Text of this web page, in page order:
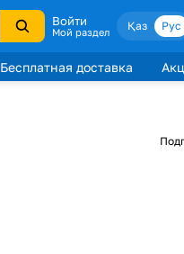
Войти
Мой раздел Қаз Рус
Бесплатная доставка